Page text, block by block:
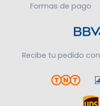
Formas de pago
Recibe tu pedido con